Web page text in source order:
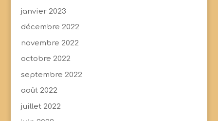
janvier 2023
décembre 2022
novembre 2022
octobre 2022
septembre 2022
août 2022
juillet 2022